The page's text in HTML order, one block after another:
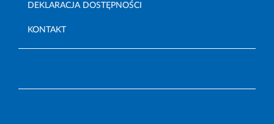
DEKLARACJA DOSTĘPNOŚCI
KONTAKT